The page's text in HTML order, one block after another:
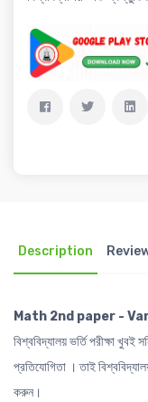
Description
Math 2nd paper -
বিশ্ববিদ্যালয় ভর্তি পরীক্ষা
প্রতিযোগিতা । তাই
করুন।